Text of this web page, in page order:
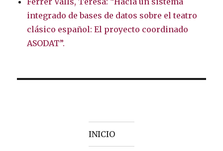
integrado de bases de datos sobre el teatro
clásico español: El proyecto coordinado
ASODAT”.
INICIO